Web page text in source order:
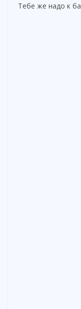
Тебе же надо к